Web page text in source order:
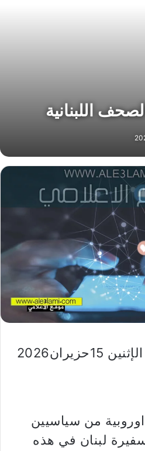
اللبنانية
من سياسيين
لبنان في هذه